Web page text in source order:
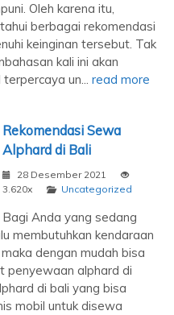
Oleh karena itu,
berbagai rekomendasi
keinginan tersebut. Tak
kali ini akan
un... read more
Rekomendasi Sewa
Alphard di Bali
28 Desember 2021
3.620x
Uncategorized
Bagi Anda yang sedang
membutuhkan kendaraan
dengan mudah bisa
penyewaan alphard di
di bali yang bisa
mobil untuk disewa